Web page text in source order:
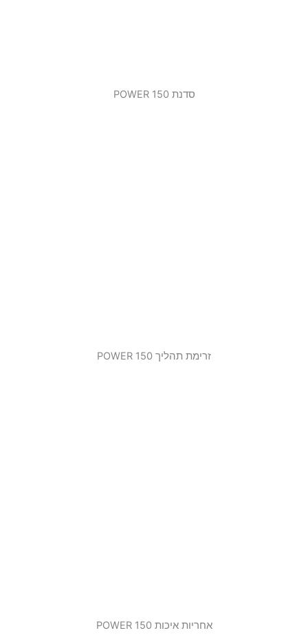
סדנת 150 POWER
זרימת תהליך 150 POWER
אחריות איכות 150 POWER